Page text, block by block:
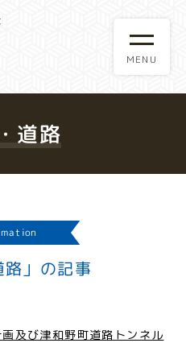
道路
路」の記事
及び津和野町道路トンネル